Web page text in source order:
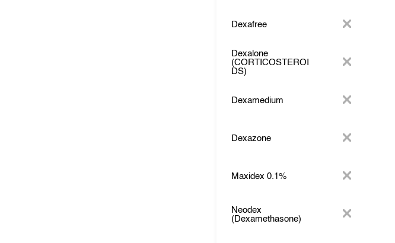
Dexafree
Dexalone
(CORTICOSTEROI
DS)
Dexamedium
Dexazone
Maxidex 0.1%
Neodex
(Dexamethasone)